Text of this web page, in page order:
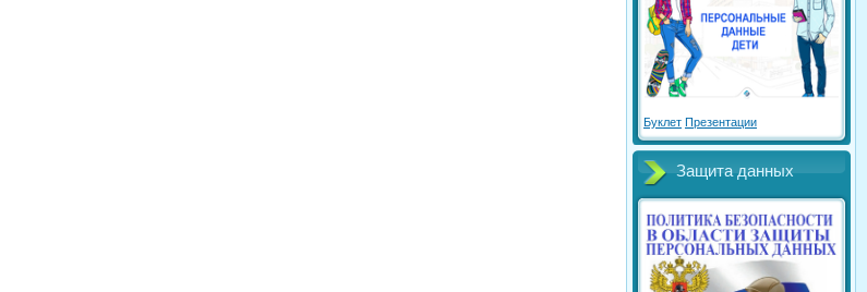
Буклет Презентации
Защита данных